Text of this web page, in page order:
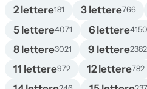
2 lettere181 3 lettere766
5 lettere4071 6 lettere4150
8 lettere3021 9 lettere2382
11 lettere972 12 lettere782